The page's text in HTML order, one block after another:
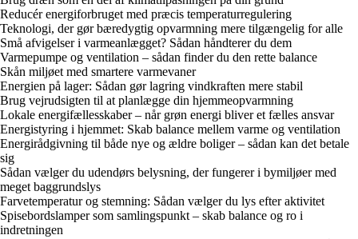
Reducér energiforbruget med præcis temperaturregulering
Teknologi, der gør bæredygtig opvarmning mere tilgængelig for alle
Små afvigelser i varmeanlægget? Sådan håndterer du dem
Varmepumpe og ventilation – sådan finder du den rette balance
Skån miljøet med smartere varmevaner
Energien på lager: Sådan gør lagring vindkraften mere stabil
Brug vejrudsigten til at planlægge din hjemmeopvarmning
Lokale energifællesskaber – når grøn energi bliver et fælles ansvar
Energistyring i hjemmet: Skab balance mellem varme og ventilation
Energirådgivning til både nye og ældre boliger – sådan kan det betale
sig
Sådan vælger du udendørs belysning, der fungerer i bymiljøer med
meget baggrundslys
Farvetemperatur og stemning: Sådan vælger du lys efter aktivitet
Spisebordslamper som samlingspunkt – skab balance og ro i
indretningen